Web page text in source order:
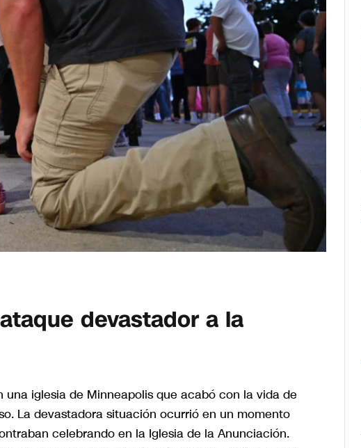
devastador a la
iglesia de Minneapolis que acabó con la vida de
La devastadora situación ocurrió en un momento
celebrando en la Iglesia de la Anunciación.